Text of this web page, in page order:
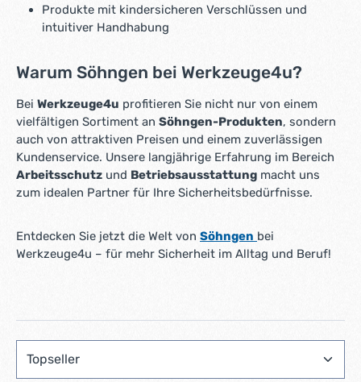
Produkte mit kindersicheren Verschlüssen und
intuitiver Handhabung
Warum Söhngen bei Werkzeuge4u?
Bei Werkzeuge4u profitieren Sie nicht nur von einem
vielfältigen Sortiment an Söhngen-Produkten, sondern
auch von attraktiven Preisen und einem zuverlässigen
Kundenservice. Unsere langjährige Erfahrung im Bereich
Arbeitsschutz und Betriebsausstattung macht uns
zum idealen Partner für Ihre Sicherheitsbedürfnisse.
Entdecken Sie jetzt die Welt von Söhngen bei
Werkzeuge4u – für mehr Sicherheit im Alltag und Beruf!